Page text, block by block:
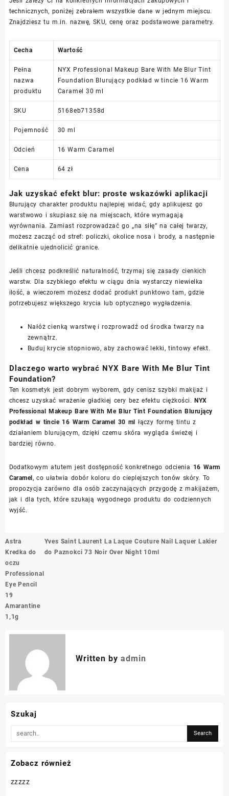
technicznych, poniżej zebrałem wszystkie dane w jednym miejscu.
Znajdziesz tu m.in. nazwę, SKU, cenę oraz podstawowe parametry.
Cecha Wartość
Pełna
nazwa
produktu
NYX Professional Makeup Bare With Me Blur Tint
Foundation Blurujący podkład w tincie 16 Warm
Caramel 30 ml
SKU 5168eb71358d
Pojemność 30 ml
Odcień 16 Warm Caramel
Cena 64 zł
Jak uzyskać efekt blur: proste wskazówki aplikacji
Blurujący charakter produktu najlepiej widać, gdy aplikujesz go
warstwowo i skupiasz się na miejscach, które wymagają
wyrównania. Zamiast rozprowadzać go „na siłę” na całej twarzy,
możesz zacząć od stref: policzki, okolice nosa i brody, a następnie
delikatnie ujednolicić granice.
Jeśli chcesz podkreślić naturalność, trzymaj się zasady cienkich
warstw. Dla szybkiego efektu w ciągu dnia wystarczy niewielka
ilość, a wieczorem możesz dodać produkt punktowo tam, gdzie
potrzebujesz większego krycia lub optycznego wygładzenia.
Nałóż cienką warstwę i rozprowadź od środka twarzy na
zewnątrz.
Buduj krycie stopniowo, aby zachować lekki, tintowy efekt.
Dlaczego warto wybrać NYX Bare With Me Blur Tint
Foundation?
Ten kosmetyk jest dobrym wyborem, gdy cenisz szybki makijaż i
chcesz uzyskać wrażenie gładkiej cery bez efektu ciężkości. NYX
Professional Makeup Bare With Me Blur Tint Foundation Blurujący
podkład w tincie 16 Warm Caramel 30 ml
łączy formę tintu z
działaniem blurującym, dzięki czemu skóra wygląda świeżej i
bardziej równo.
Dodatkowym atutem jest dostępność konkretnego odcienia 16 Warm
Caramel , co ułatwia dobór koloru do cieplejszych tonów skóry. To
propozycja zarówno dla osób zaczynających przygodę z makijażem,
jak i dla tych, które szukają wygodnego produktu do codziennych
wyjść.
Nawigacja
wpisu
Astra
Kredka do
oczu
Professional
Eye Pencil
19
Amarantine
1,1g
Yves Saint Laurent La Laque Couture Nail Laquer Lakier
do Paznokci 73 Noir Over Night 10ml
Written by admin
Szukaj
Zobacz również
zzzzz